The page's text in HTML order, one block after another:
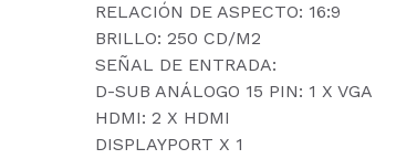
RELACIÓN DE ASPECTO: 16:9
BRILLO: 250 CD/M2
SEÑAL DE ENTRADA:
D-SUB ANÁLOGO 15 PIN: 1 X VGA
HDMI: 2 X HDMI
DISPLAYPORT X 1